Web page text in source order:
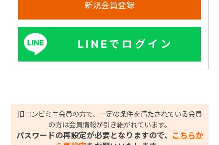
LINEでログイン
旧コンビミニ会員の方で、一定の条件を満たされている会員
の方は会員情報が引き継がれています。
パスワードの再設定が必要となりますので、
こちらか